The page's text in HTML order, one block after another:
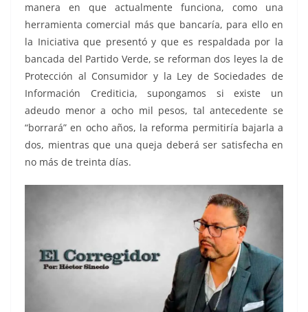
manera en que actualmente funciona, como una
herramienta comercial más que bancaría, para ello en
la Iniciativa que presentó y que es respaldada por la
bancada del Partido Verde, se reforman dos leyes la de
Protección al Consumidor y la Ley de Sociedades de
Información Crediticia, supongamos si existe un
adeudo menor a ocho mil pesos, tal antecedente se
“borrará” en ocho años, la reforma permitiría bajarla a
dos, mientras que una queja deberá ser satisfecha en
no más de treinta días.